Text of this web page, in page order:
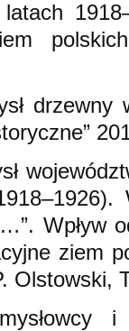
Wpływ
ziem
Olstowski,
i